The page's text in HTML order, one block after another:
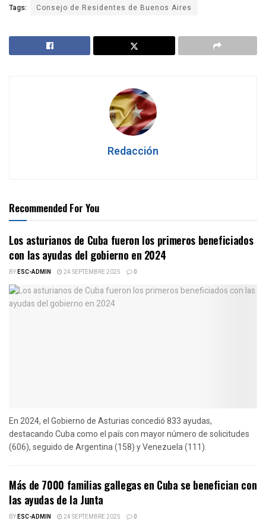
Tags: Consejo de Residentes de Buenos Aires
Redacción
Recommended For You
Los asturianos de Cuba fueron los primeros beneficiados
con las ayudas del gobierno en 2024
BYESC-ADMIN 24 SEPTEMBRE 2025 0
En 2024, el Gobierno de Asturias concedió 833 ayudas,
destacando Cuba como el país con mayor número de solicitudes
(606), seguido de Argentina (158) y Venezuela (111).
Más de 7000 familias gallegas en Cuba se benefician con
las ayudas de la Junta
BYESC-ADMIN 24 SEPTEMBRE 2025 0